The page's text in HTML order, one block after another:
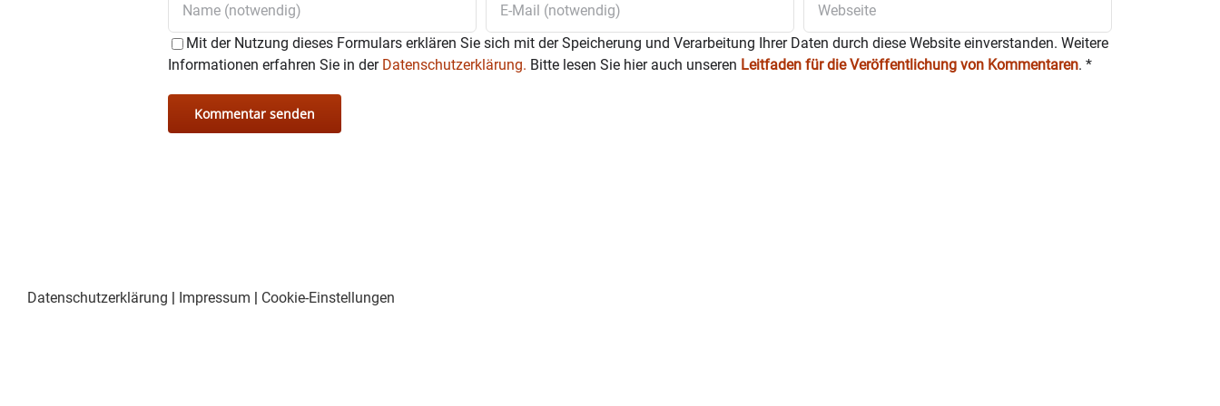
GanztägigCafé Ratsch und ab 16 Uhr Rettungskette und Hausnotruf mit den JOHANNITERN
Beratung in sozialen Fragen und Anliegen – Ethel-D. Kafka („Bürger-Bahnhof“) nur nach Terminvereinbarung!
VdK-Sprechstunde für Sozialrecht – Anmeldung aus organisatorischen Gründen dringend erforderlich unter 08031 / 619940
Mit der Nutzung dieses Formulars erklären Sie sich mit der Speicherung und Verarbeitung Ihrer Daten durch diese Website einverstanden. Weitere
Informationen erfahren Sie in der Datenschutzerklärung. Bitte lesen Sie hier auch unseren Leitfaden für die Veröffentlichung von Kommentaren. *
Datenschutzerklärung | Impressum | Cookie-Einstellungen